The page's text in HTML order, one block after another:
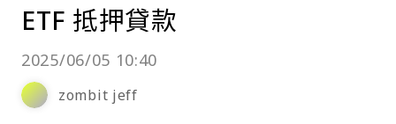
ETF 抵押貸款
2025/06/05 10:40
zombit jeff